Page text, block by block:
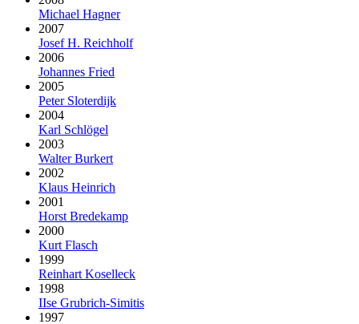
Michael Hagner
2007
Josef H. Reichholf
2006
Johannes Fried
2005
Peter Sloterdijk
2004
Karl Schlögel
2003
Walter Burkert
2002
Klaus Heinrich
2001
Horst Bredekamp
2000
Kurt Flasch
1999
Reinhart Koselleck
1998
IIse Grubrich-Simitis
1997